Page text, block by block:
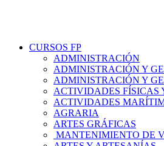
CURSOS FP
ADMINISTRACIÓN
ADMINISTRACIÓN Y
ADMINISTRACIÓN Y
ACTIVIDADES FÍSICAS
ACTIVIDADES
AGRARIA
ARTES GRÁFICAS
MANTENIMIENTO DE